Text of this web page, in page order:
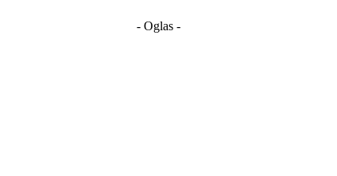
- Oglas -